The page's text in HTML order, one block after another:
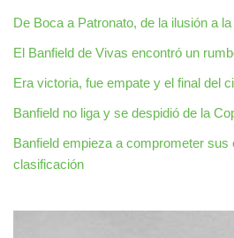
De Boca a Patronato, de la ilusión a
El Banfield de Vivas encontró un
Era victoria, fue empate y el final del
Banfield no liga y se despidió de la
Banfield empieza a comprometer
clasificación